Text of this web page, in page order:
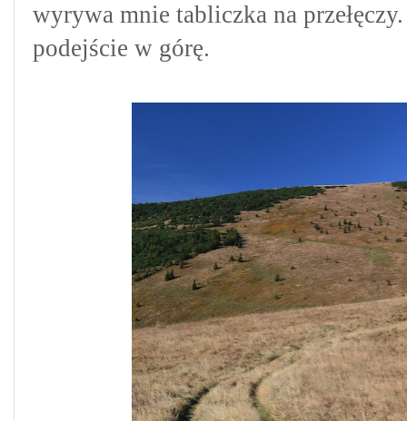
wyrywa mnie tabliczka na
podejście w górę.